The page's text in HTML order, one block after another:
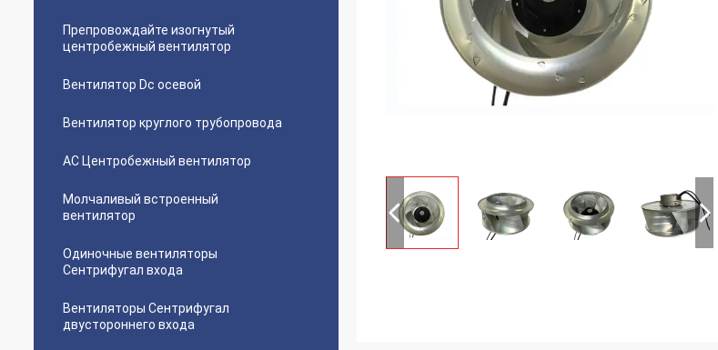
Препровождайте изогнутый
центробежный вентилятор
Вентилятор Dc осевой
Вентилятор круглого трубопровода
AC Центробежный вентилятор
Молчаливый встроенный
вентилятор
Одиночные вентиляторы
Сентрифугал входа
Вентиляторы Сентрифугал
двустороннего входа